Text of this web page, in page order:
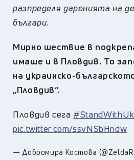
разпределя даренията на
българи.
Мирно шествие в
имаше и в Пловдив. То
на украинско-
„Пловдив“.
Пловдив сега
pic.twitter.com/ssvNSbHndw
— Добромира Костова